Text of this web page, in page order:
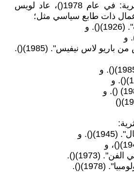
ومن بين أعماله الشعرية: في عام 1978()، عاد لويس
ذات طابع سياسي مثل؛
و
- "قصائد الرجل البغيض من باريو لاس نيفيس". (1985)().
و
(1973)().
(1978)().